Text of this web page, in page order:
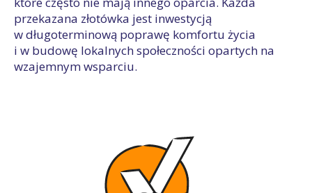
przekazana złotówka jest inwestycją
w długoterminową poprawę komfortu życia
i w budowę lokalnych społeczności opartych na
wzajemnym wsparciu.